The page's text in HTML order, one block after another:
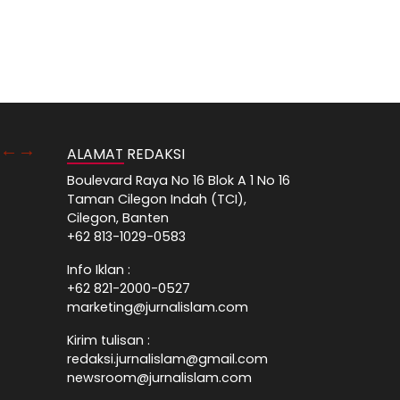
ALAMAT REDAKSI
Boulevard Raya No 16 Blok A 1 No 16
Taman Cilegon Indah (TCI),
Cilegon, Banten
+62 813-1029-0583
Info Iklan :
+62 821-2000-0527
marketing@jurnalislam.com
Kirim tulisan :
redaksi.jurnalislam@gmail.com
newsroom@jurnalislam.com